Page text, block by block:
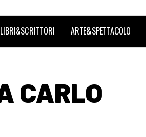
LIBRI&SCRITTORI ARTE&SPETTACOLO
CARLO